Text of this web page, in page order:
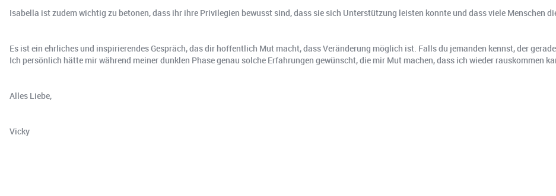
Isabella ist zudem wichtig zu betonen, dass ihr ihre Privilegien bewusst sind, dass sie sich Unterstützung leisten konnte und dass viele Menschen
Es ist ein ehrliches und inspirierendes Gespräch, das dir hoffentlich Mut macht, dass Veränderung möglich ist. Falls du jemanden kennst, der
Ich persönlich hätte mir während meiner dunklen Phase genau solche Erfahrungen gewünscht, die mir Mut machen, dass ich wieder rauskommen
Alles Liebe,
Vicky